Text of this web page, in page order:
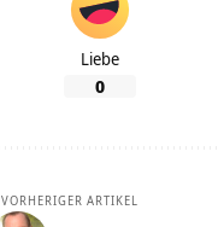
Liebe
0
VORHERIGER ARTIKEL